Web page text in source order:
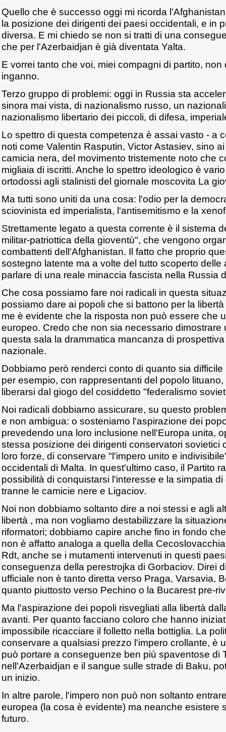
Quello che è successo oggi mi ricorda
la posizione dei dirigenti dei paesi occidentali, e in
diversa. E mi chiedo se non si tratti di una
che per l'Azerbaidjan è già diventata Yalta.
E vorrei tanto che voi, miei compagni di partito,
inganno.
Terzo gruppo di problemi: oggi in Russia sta
sinora mai vista, di nazionalismo russo, un
nazionalismo libertario dei piccoli, di difesa,
Lo spettro di questa competenza è assai vasto - a
noti come Valentin Rasputin, Victor Astasiev, sino
camicia nera, del movimento tristemente noto che
migliaia di iscritti. Anche lo spettro ideologico è
ortodossi agli stalinisti del giornale moscovita La
Ma tutti sono uniti da una cosa: l'odio per la
sciovinista ed imperialista, l'antisemitismo e la
Strettamente legato a questa corrente è il sistema
militar-patriottica della gioventù", che vengono
combattenti dell'Afghanistan. Il fatto che proprio
sostegno latente ma a volte del tutto scoperto delle
parlare di una reale minaccia fascista nella Russia
Che cosa possiamo fare noi radicali in questa
possiamo dare ai popoli che si battono per la
me è evidente che la risposta non può essere che
europeo. Credo che non sia necessario dimostrare
questa sala la drammatica mancanza di
nazionale.
Dobbiamo però renderci conto di quanto sia
per esempio, con rappresentanti del popolo
liberarsi dal giogo del cosiddetto "federalismo
Noi radicali dobbiamo assicurare, su questo
e non ambigua: o sosteniamo l'aspirazione dei
prevedendo una loro inclusione nell'Europa unita,
stessa posizione dei dirigenti conservatori sovietici
loro forze, di conservare "l'impero unito e
occidentali di Malta. In quest'ultimo caso, il Partito
possibilità di conquistarsi l'interesse e la simpatia
tranne le camicie nere e Ligaciov.
Noi non dobbiamo soltanto dire a noi stessi e agli
libertà , ma non vogliamo destabilizzare la
riformatori; dobbiamo capire anche fino in fondo
non è affatto analoga a quella della
Rdt, anche se i mutamenti intervenuti in questi
conseguenza della perestrojka di Gorbaciov. Direi
ufficiale non è tanto diretta verso Praga, Varsavia,
quanto piuttosto verso Pechino o la Bucarest pre-
Ma l'aspirazione dei popoli risvegliati alla libertà
avanti. Per quanto facciano coloro che hanno
impossibile ricacciare il folletto nella bottiglia. La
conservare a qualsiasi prezzo l'impero crollante, è
può portare a conseguenze ben più spaventose di
nell'Azerbaidjan e il sangue sulle strade di Baku,
un inizio.
In altre parole, l'impero non può non soltanto
europea (la cosa è evidente) ma neanche esistere
futuro.